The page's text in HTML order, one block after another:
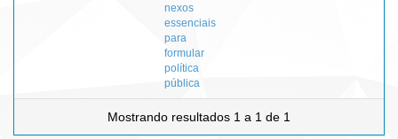
nexos
essenciais
para
formular
política
pública
Mostrando resultados 1 a 1 de 1